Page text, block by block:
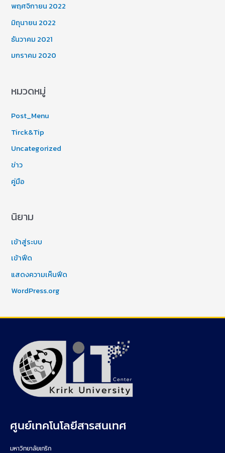
พฤศจิกายน 2022
มิถุนายน 2022
ธันวาคม 2021
มกราคม 2020
หมวดหมู่
Post_Menu
Tirck&Tip
Uncategorized
ข่าว
คู่มือ
นิยาม
เข้าสู่ระบบ
เข้าฟีด
แสดงความเห็นฟีด
WordPress.org
ศูนย์เทคโนโลยีสารสนเทศ
มหาวิทยาลัยเกริก